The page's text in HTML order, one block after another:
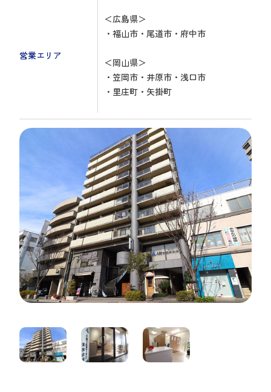
営業エリア
＜広島県＞
・福山市・尾道市・府中市
＜岡山県＞
・笠岡市・井原市・浅口市
・里庄町・矢掛町